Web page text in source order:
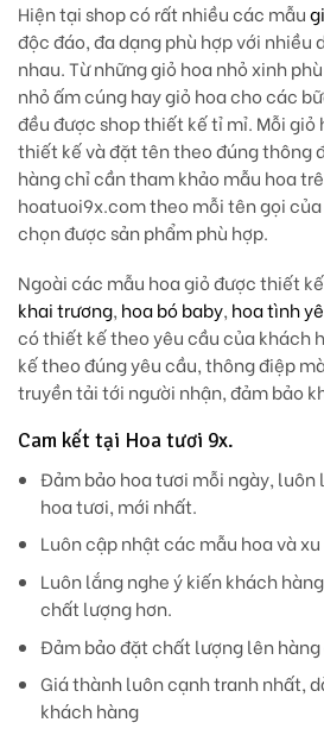
Hiện tại shop có rất nhiều các mẫu
độc đáo, đa dạng phù hợp với nhiều
nhau. Từ những giỏ hoa nhỏ xinh
nhỏ ấm cúng hay giỏ hoa cho các
đều được shop thiết kế tỉ mỉ. Mỗi giỏ
thiết kế và đặt tên theo đúng thông
hàng chỉ cần tham khảo mẫu hoa
hoatuoi9x.com theo mỗi tên gọi
chọn được sản phẩm phù hợp.
Ngoài các mẫu hoa giỏ được thiết
khai trương, hoa bó baby, hoa tình
có thiết kế theo yêu cầu của khách
kế theo đúng yêu cầu, thông điệp
truyền tải tới người nhận, đảm bảo
Cam kết tại Hoa tươi 9x.
Đảm bảo hoa tươi mỗi ngày, luôn
hoa tươi, mới nhất.
Luôn cập nhật các mẫu hoa và
Luôn lắng nghe ý kiến khách
chất lượng hơn.
Đảm bảo đặt chất lượng lên hàng
Giá thành luôn cạnh tranh nhất,
khách hàng